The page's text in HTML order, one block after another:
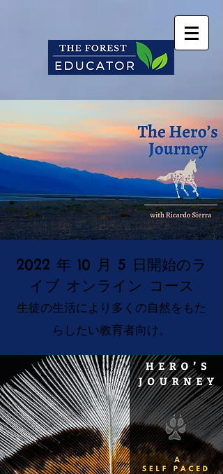
2022 年 10 月 5 日開始のラ
イブ オンライン コース
生徒の生活により多くの自然をもた
らしたい教育者向け。